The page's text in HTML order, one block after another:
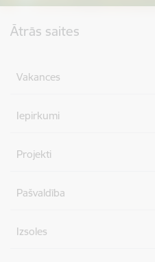
Ātrās saites
Vakances
Iepirkumi
Projekti
Pašvaldība
Izsoles